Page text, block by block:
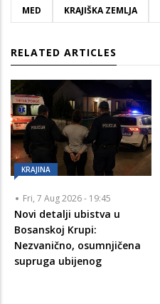
MED KRAJIŠKA ZEMLJA
RELATED ARTICLES
KRAJINA
Fri, 7 Aug 2026 - 19:45
Novi detalji ubistva u
Bosanskoj Krupi:
Nezvanično, osumnjičena
supruga ubijenog